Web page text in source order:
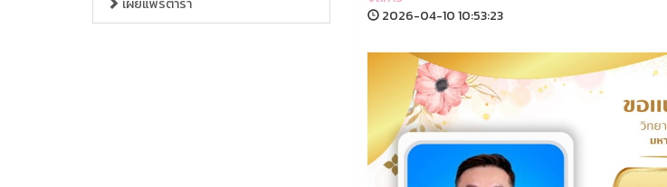
เผยแพร่ตำรา
2026-04-10 10:53:23